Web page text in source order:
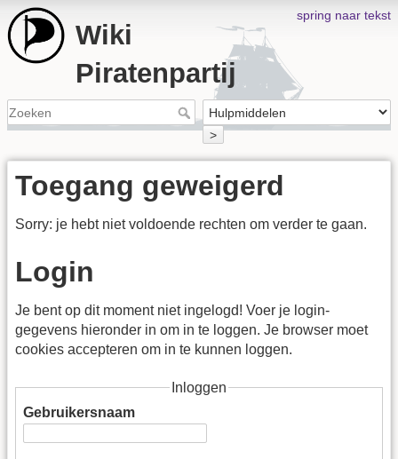
spring naar tekst
Wiki
Piratenpartij
>
Toegang geweigerd
Sorry: je hebt niet voldoende rechten om verder te gaan.
Login
Je bent op dit moment niet ingelogd! Voer je login-
gegevens hieronder in om in te loggen. Je browser moet
cookies accepteren om in te kunnen loggen.
Inloggen
Gebruikersnaam